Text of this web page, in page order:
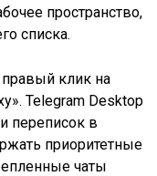
пространство,
списка.
правый клик на
Telegram Desktop
переписок в
приоритетные
чаты